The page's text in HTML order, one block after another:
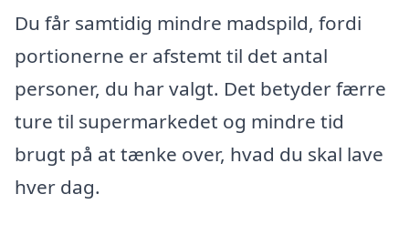
Du får samtidig mindre madspild, fordi
portionerne er afstemt til det antal
personer, du har valgt. Det betyder færre
ture til supermarkedet og mindre tid
brugt på at tænke over, hvad du skal lave
hver dag.